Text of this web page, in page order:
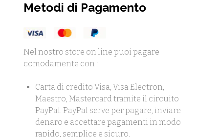
Metodi di Pagamento
Nel nostro store on line puoi pagare
comodamente con :
Carta di credito Visa, Visa Electron,
Maestro, Mastercard tramite il circuito
PayPal. PayPal serve per pagare, inviare
denaro e accettare pagamenti in modo
rapido, semplice e sicuro.